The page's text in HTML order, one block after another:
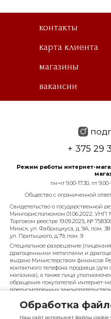
контакты
карта клиента
магазины
вакансии
+ 375 29
Режим работы интернет-
пн-чт 9.00-17.30, пт
Общество с ограниченной
Свидетельство о государственной
Мингорисполкомом 01.06.2022. УНП
Торговом реестре 19.09.2025, №
Минск, ул. Фабрициуса, д. 9А, пом.
ул. Притыцкого, д.79, пом. 9
Специальное разрешение
драгоценными металлами и
выдано Министерством финансов
контактного телефона продавца
магазина), а также лица
обращения покупателей интернет-
предусмотренных
управления по работе с
Минского городского
Обработка
Наш сайт использует файлы